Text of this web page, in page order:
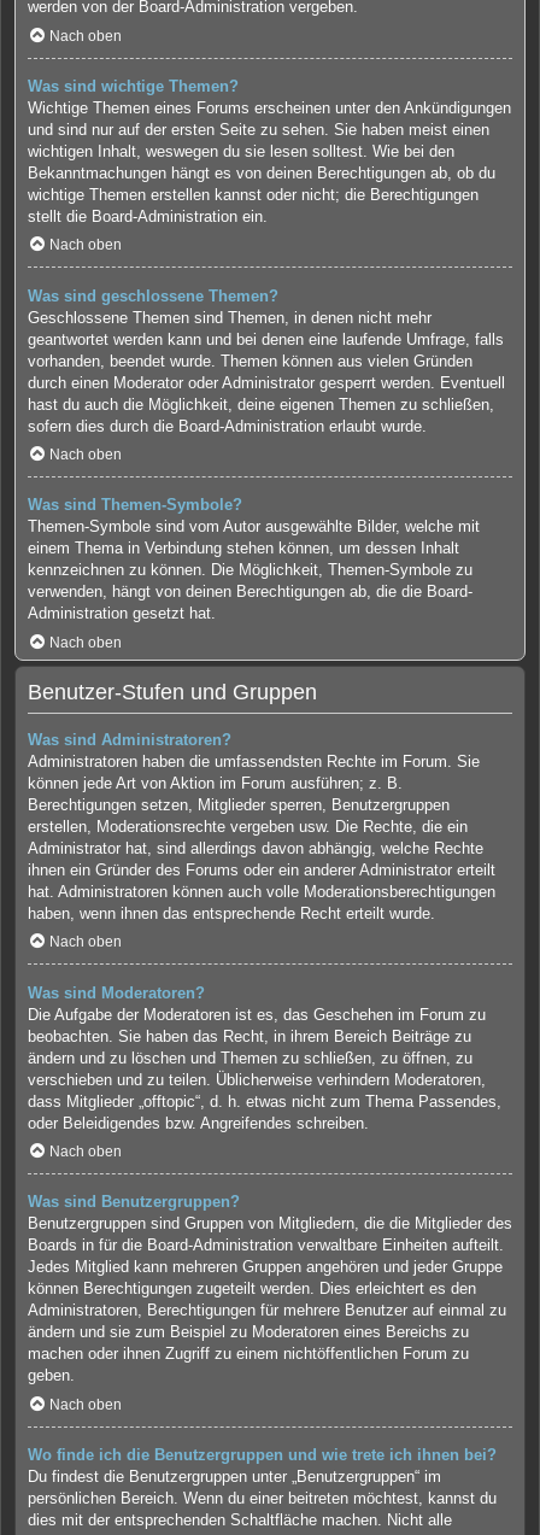
werden von der Board-Administration vergeben.
Nach oben
Was sind wichtige Themen?
Wichtige Themen eines Forums erscheinen unter den Ankündigungen
und sind nur auf der ersten Seite zu sehen. Sie haben meist einen
wichtigen Inhalt, weswegen du sie lesen solltest. Wie bei den
Bekanntmachungen hängt es von deinen Berechtigungen ab, ob du
wichtige Themen erstellen kannst oder nicht; die Berechtigungen
stellt die Board-Administration ein.
Nach oben
Was sind geschlossene Themen?
Geschlossene Themen sind Themen, in denen nicht mehr
geantwortet werden kann und bei denen eine laufende Umfrage, falls
vorhanden, beendet wurde. Themen können aus vielen Gründen
durch einen Moderator oder Administrator gesperrt werden. Eventuell
hast du auch die Möglichkeit, deine eigenen Themen zu schließen,
sofern dies durch die Board-Administration erlaubt wurde.
Nach oben
Was sind Themen-Symbole?
Themen-Symbole sind vom Autor ausgewählte Bilder, welche mit
einem Thema in Verbindung stehen können, um dessen Inhalt
kennzeichnen zu können. Die Möglichkeit, Themen-Symbole zu
verwenden, hängt von deinen Berechtigungen ab, die die Board-
Administration gesetzt hat.
Nach oben
Benutzer-Stufen und Gruppen
Was sind Administratoren?
Administratoren haben die umfassendsten Rechte im Forum. Sie
können jede Art von Aktion im Forum ausführen; z. B.
Berechtigungen setzen, Mitglieder sperren, Benutzergruppen
erstellen, Moderationsrechte vergeben usw. Die Rechte, die ein
Administrator hat, sind allerdings davon abhängig, welche Rechte
ihnen ein Gründer des Forums oder ein anderer Administrator erteilt
hat. Administratoren können auch volle Moderationsberechtigungen
haben, wenn ihnen das entsprechende Recht erteilt wurde.
Nach oben
Was sind Moderatoren?
Die Aufgabe der Moderatoren ist es, das Geschehen im Forum zu
beobachten. Sie haben das Recht, in ihrem Bereich Beiträge zu
ändern und zu löschen und Themen zu schließen, zu öffnen, zu
verschieben und zu teilen. Üblicherweise verhindern Moderatoren,
dass Mitglieder „offtopic“, d. h. etwas nicht zum Thema Passendes,
oder Beleidigendes bzw. Angreifendes schreiben.
Nach oben
Was sind Benutzergruppen?
Benutzergruppen sind Gruppen von Mitgliedern, die die Mitglieder des
Boards in für die Board-Administration verwaltbare Einheiten aufteilt.
Jedes Mitglied kann mehreren Gruppen angehören und jeder Gruppe
können Berechtigungen zugeteilt werden. Dies erleichtert es den
Administratoren, Berechtigungen für mehrere Benutzer auf einmal zu
ändern und sie zum Beispiel zu Moderatoren eines Bereichs zu
machen oder ihnen Zugriff zu einem nichtöffentlichen Forum zu
geben.
Nach oben
Wo finde ich die Benutzergruppen und wie trete ich ihnen bei?
Du findest die Benutzergruppen unter „Benutzergruppen“ im
persönlichen Bereich. Wenn du einer beitreten möchtest, kannst du
dies mit der entsprechenden Schaltfläche machen. Nicht alle